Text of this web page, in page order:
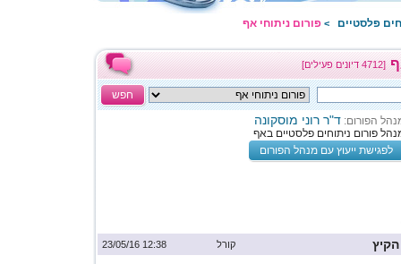
פלסטיים > פורום ניתוחי אף
[4712 דיונים פעילים]
חפש
הפורום: ד"ר רוני מוסקונה
פורום ניתוחים פלסטיים באף
לפגישת ייעוץ עם מנהל הפורום
12:38 23/05/16 קורל